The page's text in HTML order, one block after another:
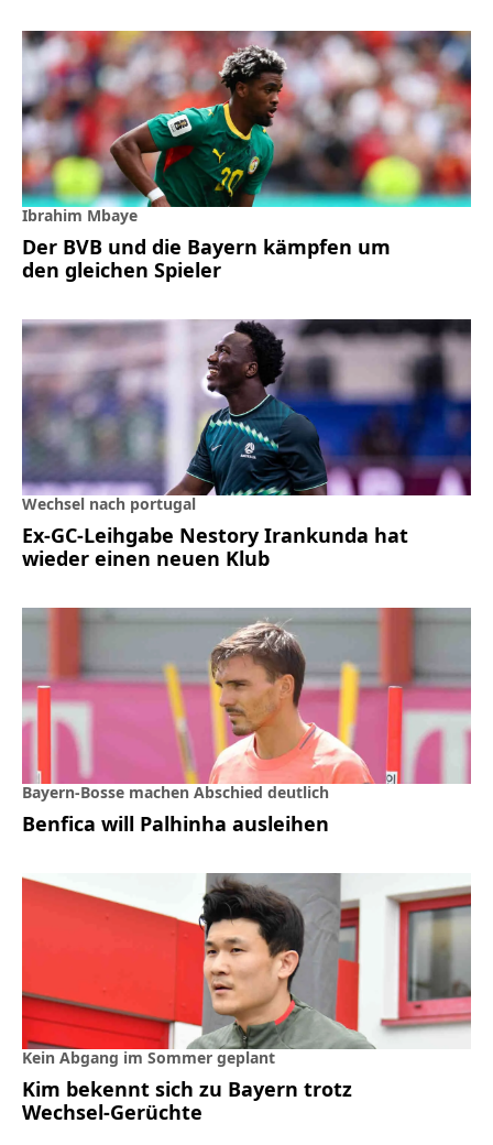
Ibrahim Mbaye
Der BVB und die Bayern kämpfen um
den gleichen Spieler
Wechsel nach portugal
Ex-GC-Leihgabe Nestory Irankunda hat
wieder einen neuen Klub
Bayern-Bosse machen Abschied deutlich
Benfica will Palhinha ausleihen
Kein Abgang im Sommer geplant
Kim bekennt sich zu Bayern trotz
Wechsel-Gerüchte